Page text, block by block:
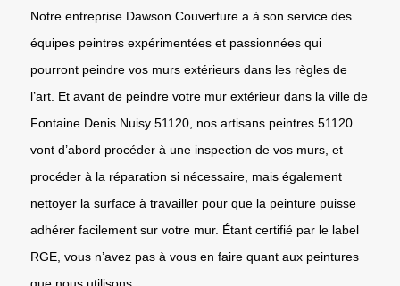
Notre entreprise Dawson Couverture a à son service des
équipes peintres expérimentées et passionnées qui
pourront peindre vos murs extérieurs dans les règles de
l’art. Et avant de peindre votre mur extérieur dans la ville de
Fontaine Denis Nuisy 51120, nos artisans peintres 51120
vont d’abord procéder à une inspection de vos murs, et
procéder à la réparation si nécessaire, mais également
nettoyer la surface à travailler pour que la peinture puisse
adhérer facilement sur votre mur. Étant certifié par le label
RGE, vous n’avez pas à vous en faire quant aux peintures
que nous utilisons.